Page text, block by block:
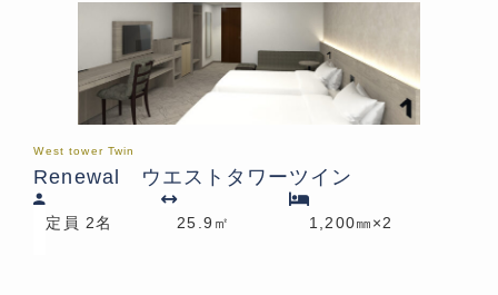
West tower Twin
Renewal ウエストタワーツイン
定員 2名 25.9㎡ 1,200㎜×2